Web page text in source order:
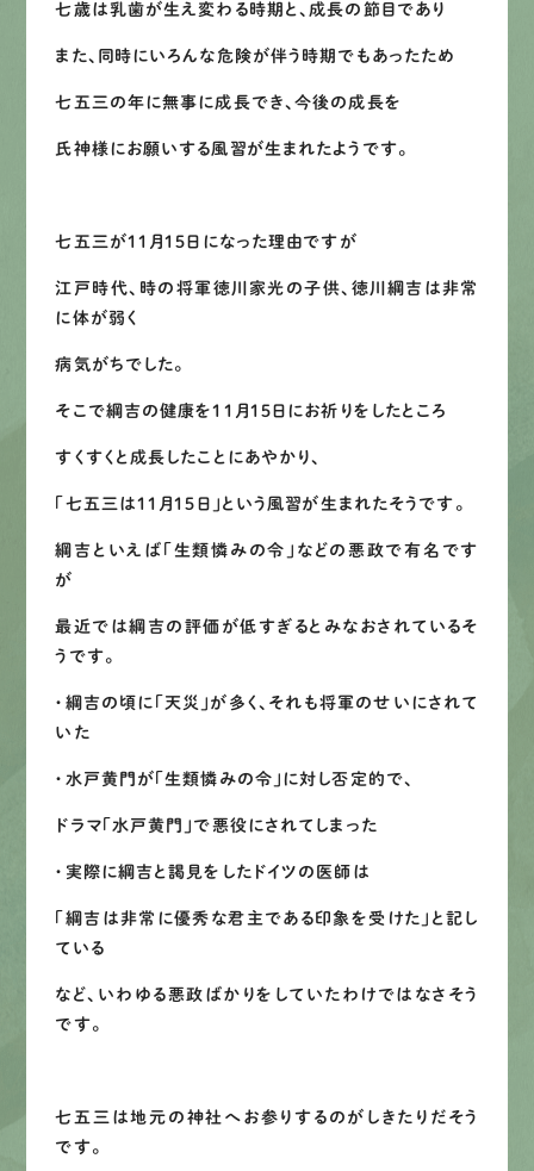
LINEで お手軽相談
七歳は乳歯が生え変わる時期と、成長の節目であり
また、同時にいろんな危険が伴う時期でもあったため
七五三の年に無事に成長でき、今後の成長を
氏神様にお願いする風習が生まれたようです。
七五三が１１月１５日になった理由ですが
江戸時代、時の将軍徳川家光の子供、徳川綱吉は非常
に体が弱く
病気がちでした。
そこで綱吉の健康を１１月１５日にお祈りをしたところ
すくすくと成長したことにあやかり、
「七五三は１１月１５日」という風習が生まれたそうです。
綱吉といえば「生類憐みの令」などの悪政で有名です
が
最近では綱吉の評価が低すぎるとみなおされているそ
うです。
・綱吉の頃に「天災」が多く、それも将軍のせいにされて
いた
・水戸黄門が「生類憐みの令」に対し否定的で、
ドラマ「水戸黄門」で悪役にされてしまった
・実際に綱吉と謁見をしたドイツの医師は
「綱吉は非常に優秀な君主である印象を受けた」と記し
ている
など、いわゆる悪政ばかりをしていたわけではなさそう
です。
七五三は地元の神社へお参りするのがしきたりだそう
です。